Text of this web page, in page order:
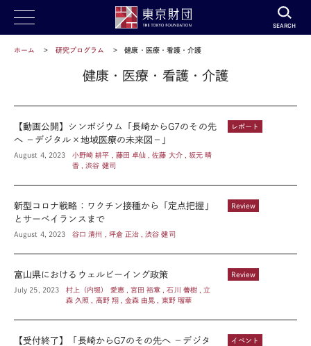
SEARCH
ホーム 研究プログラム 健康・医療・看護・介護
健康・医療・看護・介護
レポート
【動画公開】シンポジウム「長崎からG7のその先
へ －デジタル×地域医療の未来図－」
August 4, 2023
小野崎 耕平 , 藤田 卓仙 , 佐藤 大介 , 坂元 晴
香 , 渋谷 健司
Review
新型コロナ戦略：ワクチン接種から「定点把握」
とサーベイランスまで
August 4, 2023 谷口 清州 , 坪倉 正治 , 渋谷 健司
Review
富山県におけるウェルビーイング政策
July 25, 2023
村上（内堀） 愛恵 , 宮田 裕章 , 石川 善樹 , 立
森 久照 , 高野 翔 , 金森 由晃 , 東野 瑠華
イベント
【受付終了】「長崎からG7のその先へ －デジタ